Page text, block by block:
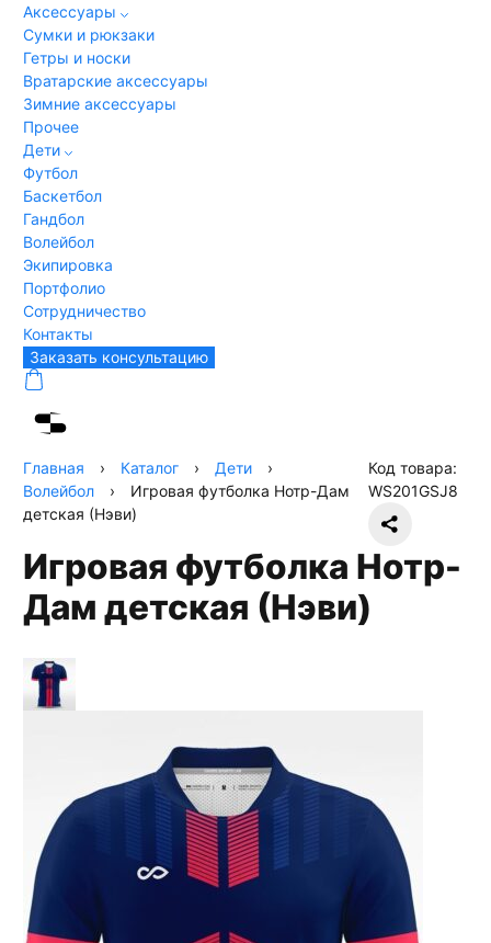
Аксессуары
Сумки и рюкзаки
Гетры и носки
Вратарские аксессуары
Зимние аксессуары
Прочее
Дети
Футбол
Баскетбол
Гандбол
Волейбол
Экипировка
Портфолио
Сотрудничество
Контакты
Заказать консультацию
Главная › Каталог › Дети
›
Волейбол
›
Игровая футболка Нотр-Дам
детская (Нэви)
Код товара:
WS201GSJ8
Игровая футболка Нотр-
Дам детская (Нэви)